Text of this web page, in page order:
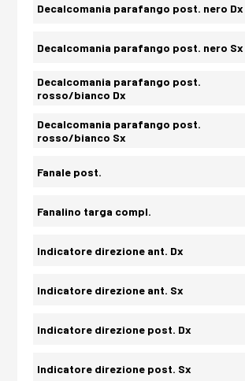
Decalcomania parafango post. nero Dx
Decalcomania parafango post. nero Sx
Decalcomania parafango post.
rosso/bianco Dx
Decalcomania parafango post.
rosso/bianco Sx
Fanale post.
Fanalino targa compl.
Indicatore direzione ant. Dx
Indicatore direzione ant. Sx
Indicatore direzione post. Dx
Indicatore direzione post. Sx